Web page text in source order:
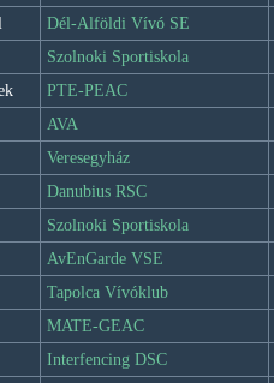
Dél-Alföldi Vívó SE
Szolnoki Sportiskola
PTE-PEAC
AVA
Veresegyház
Danubius RSC
Szolnoki Sportiskola
AvEnGarde VSE
Tapolca Vívóklub
MATE-GEAC
Interfencing DSC